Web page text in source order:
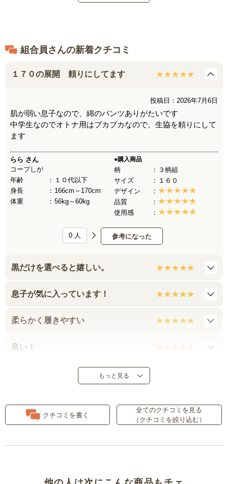
組合員さんの新着クチコミ
１７０の展開 頼りにしてます
投稿日：2026年7月6日
肌が弱い息子なので、綿のパンツありがたいです
中学生なのでオトナ用はブカブカなので、生協を頼りにして
ます
らら さん
コープしが
年齢
１０代以下
身長
166cm～170cm
体重
56kg～60kg
●購入商品
柄
３柄組
サイズ
１６０
デザイン
品質
使用感
参考になった
0 人
黒だけを選べると嬉しい。
息子が気に入っています！
柔らかく履きやすい
良い！
買って良かったです
１８０サイズ欲しい！
もっと見る
クチコミを書く
全てのクチコミを見る
（クチコミを絞り込む）